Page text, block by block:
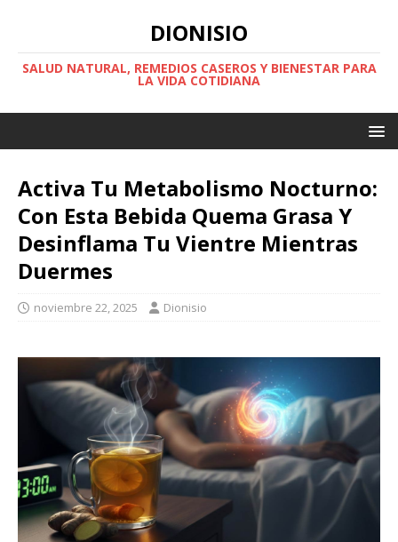
DIONISIO
SALUD NATURAL, REMEDIOS CASEROS Y BIENESTAR PARA
LA VIDA COTIDIANA
Activa Tu Metabolismo Nocturno:
Con Esta Bebida Quema Grasa Y
Desinflama Tu Vientre Mientras
Duermes
noviembre 22, 2025 Dionisio